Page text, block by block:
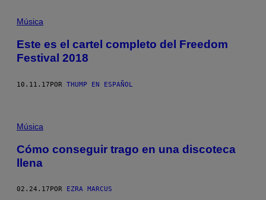
Música
Este es el cartel completo del Freedom
Festival 2018
10.11.17POR THUMP EN ESPAÑOL
Música
Cómo conseguir trago en una discoteca
llena
02.24.17 POR EZRA MARCUS